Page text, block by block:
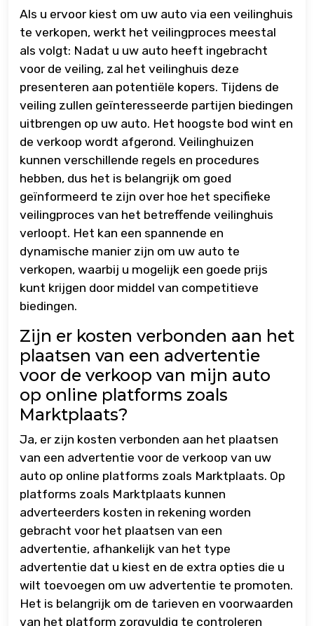
Als u ervoor kiest om uw auto via een veilinghuis
te verkopen, werkt het veilingproces meestal
als volgt: Nadat u uw auto heeft ingebracht
voor de veiling, zal het veilinghuis deze
presenteren aan potentiële kopers. Tijdens de
veiling zullen geïnteresseerde partijen biedingen
uitbrengen op uw auto. Het hoogste bod wint en
de verkoop wordt afgerond. Veilinghuizen
kunnen verschillende regels en procedures
hebben, dus het is belangrijk om goed
geïnformeerd te zijn over hoe het specifieke
veilingproces van het betreffende veilinghuis
verloopt. Het kan een spannende en
dynamische manier zijn om uw auto te
verkopen, waarbij u mogelijk een goede prijs
kunt krijgen door middel van competitieve
biedingen.
Zijn er kosten verbonden aan het
plaatsen van een advertentie
voor de verkoop van mijn auto
op online platforms zoals
Marktplaats?
Ja, er zijn kosten verbonden aan het plaatsen
van een advertentie voor de verkoop van uw
auto op online platforms zoals Marktplaats. Op
platforms zoals Marktplaats kunnen
adverteerders kosten in rekening worden
gebracht voor het plaatsen van een
advertentie, afhankelijk van het type
advertentie dat u kiest en de extra opties die u
wilt toevoegen om uw advertentie te promoten.
Het is belangrijk om de tarieven en voorwaarden
van het platform zorgvuldig te controleren